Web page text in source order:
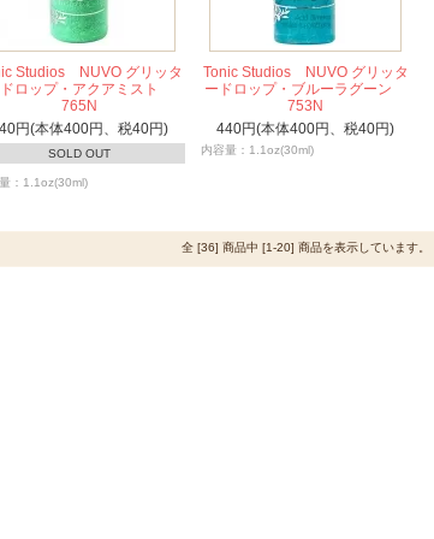
Studios NUVO グリッタ
ロップ・アクアミスト
765N
円(本体400円、税40円)
SOLD OUT
：1.1oz(30ml)
Tonic Studios NUVO グリッタ
ードロップ・ブルーラグーン
753N
440円(本体400円、税40円)
内容量：1.1oz(30ml)
全 [36] 商品中 [1-20] 商品を表示しています。